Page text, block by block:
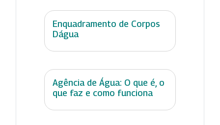
Enquadramento de Corpos
Dágua
Agência de Água: O que é, o
que faz e como funciona